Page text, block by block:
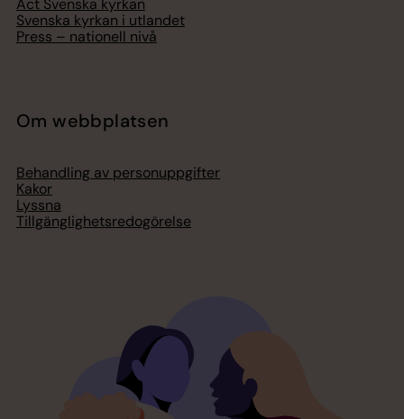
Act Svenska kyrkan
Svenska kyrkan i utlandet
Press – nationell nivå
Om webbplatsen
Behandling av personuppgifter
Kakor
Lyssna
Tillgänglighetsredogörelse